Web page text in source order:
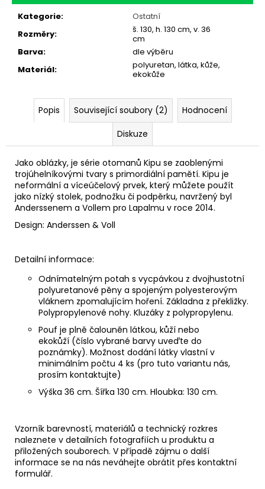
Kategorie:
Ostatní
Rozměry:
š. 130, h. 130 cm, v. 36
cm
Barva:
dle výběru
Materiál:
polyuretan, látka, kůže,
ekokůže
Popis Související soubory (2)
Hodnocení
Diskuze
Jako oblázky, je série otomanů Kipu se zaoblenými
trojúhelníkovými tvary s primordiální pamětí. Kipu je
neformální a víceúčelový prvek, který můžete použít
jako nízký stolek, podnožku či podpěrku, navržený byl
Anderssenem a Vollem pro Lapalmu v roce 2014.
Design: Anderssen & Voll
Detailní informace:
Odnímatelným potah s vycpávkou z dvojhustotní
polyuretanové pěny a spojeným polyesterovým
vláknem zpomalujícím hoření. Základna z překližky.
Polypropylenové nohy. Kluzáky z polypropylenu.
Pouf je plně čalouněn látkou, kůží nebo
ekokůží (číslo vybrané barvy uveďte do
poznámky). Možnost dodání látky vlastní v
minimálním počtu 4 ks (pro tuto variantu nás,
prosím kontaktujte)
Výška 36 cm. Šířka 130 cm. Hloubka: 130 cm.
Vzorník barevností, materiálů a technický rozkres
naleznete v detailních fotografiích u produktu a
přiložených souborech. V případě zájmu o další
informace se na nás neváhejte obrátit přes kontaktní
formulář.